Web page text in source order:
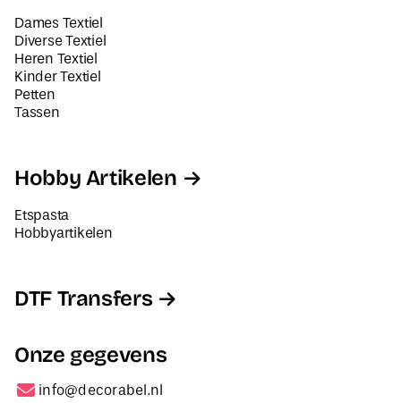
Dames Textiel
Diverse Textiel
Heren Textiel
Kinder Textiel
Petten
Tassen
Hobby Artikelen
Etspasta
Hobbyartikelen
DTF Transfers
Onze gegevens
info@decorabel.nl